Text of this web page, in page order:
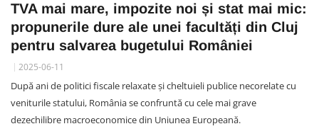
TVA mai mare, impozite noi și stat mai mic:
propunerile dure ale unei facultăți din Cluj
pentru salvarea bugetului României
2025-06-11
După ani de politici fiscale relaxate și cheltuieli publice necorelate cu
veniturile statului, România se confruntă cu cele mai grave
dezechilibre macroeconomice din Uniunea Europeană.